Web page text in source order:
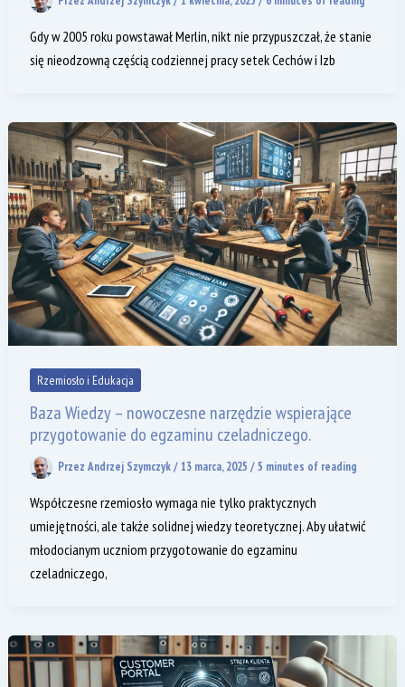
Gdy w 2005 roku powstawał Merlin, nikt nie przypuszczał, że stanie
się nieodzowną częścią codziennej pracy setek Cechów i Izb
Rzemiosło i Edukacja
Baza Wiedzy – nowoczesne narzędzie wspierające
przygotowanie do egzaminu czeladniczego.
Przez Andrzej Szymczyk/13 marca, 2025/5 minutes of reading
Współczesne rzemiosło wymaga nie tylko praktycznych
umiejętności, ale także solidnej wiedzy teoretycznej. Aby ułatwić
młodocianym uczniom przygotowanie do egzaminu
czeladniczego,